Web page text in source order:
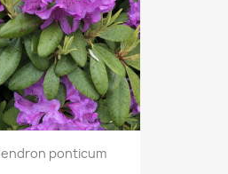
ponticum